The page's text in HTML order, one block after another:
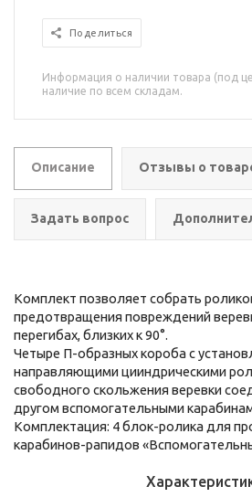
Поделиться
Информация о наличии товара (под
наличие по всем складам.
Описание Отзывы о
Задать вопрос
Комплект позволяет собрать
предотвращения повреждений
перегибах, близких к 90°.
Четыре П-образных короба с
направляющими цииндрическими
свободного скольжения веревки
другом вспомогательными
Комплектация: 4 блок-ролика для
карабинов-рапидов